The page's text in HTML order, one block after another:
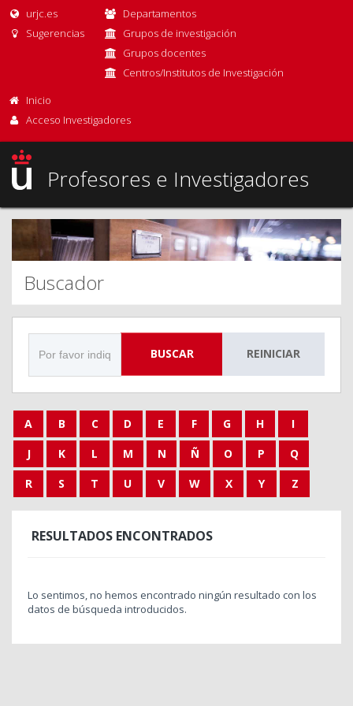
urjc.es
Sugerencias
Departamentos
Grupos de investigación
Grupos docentes
Centros/Institutos de Investigación
Inicio
Acceso Investigadores
Profesores e Investigadores
Buscador
BUSCAR REINICIAR
A B C D E F G H
I
J
K L M N Ñ O P
Q
R
S T U V W X Y Z
RESULTADOS ENCONTRADOS
Lo sentimos, no hemos encontrado ningún resultado con los
datos de búsqueda introducidos.